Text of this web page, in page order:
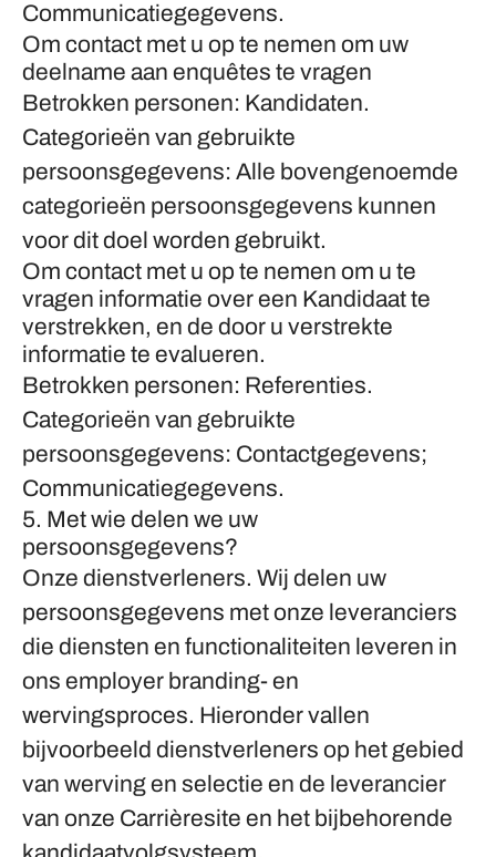
Communicatiegegevens.
Om contact met u op te nemen om uw
deelname aan enquêtes te vragen
Betrokken personen: Kandidaten.
Categorieën van gebruikte
persoonsgegevens: Alle bovengenoemde
categorieën persoonsgegevens kunnen
voor dit doel worden gebruikt.
Om contact met u op te nemen om u te
vragen informatie over een Kandidaat te
verstrekken, en de door u verstrekte
informatie te evalueren.
Betrokken personen: Referenties.
Categorieën van gebruikte
persoonsgegevens: Contactgegevens;
Communicatiegegevens.
5. Met wie delen we uw
persoonsgegevens?
Onze dienstverleners. Wij delen uw
persoonsgegevens met onze leveranciers
die diensten en functionaliteiten leveren in
ons employer branding- en
wervingsproces. Hieronder vallen
bijvoorbeeld dienstverleners op het gebied
van werving en selectie en de leverancier
van onze Carrièresite en het bijbehorende